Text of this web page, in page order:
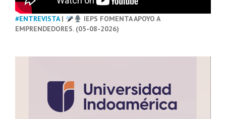
#ENTREVISTA|
IEPS FOMENTA APOYO A
EMPRENDEDORES. (05-08-2026)